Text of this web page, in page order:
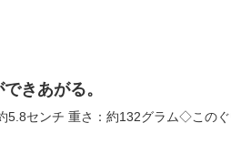
きあがる。
センチ 重さ：約132グラム◇この